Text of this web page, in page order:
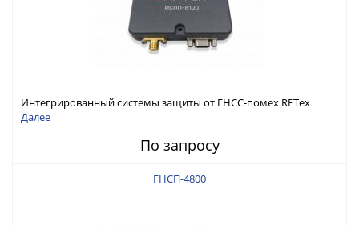
Интегрированный системы защиты от ГНСС-помех RFТех
ИСПП 8100
Далее
По запросу
ГНСП-4800